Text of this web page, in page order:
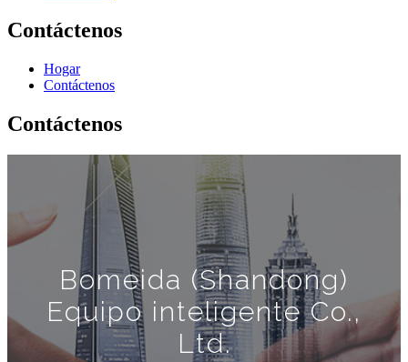
Contáctenos
Hogar
Contáctenos
Contáctenos
Bomeida (Shandong)
Equipo inteligente Co.,
Ltd.